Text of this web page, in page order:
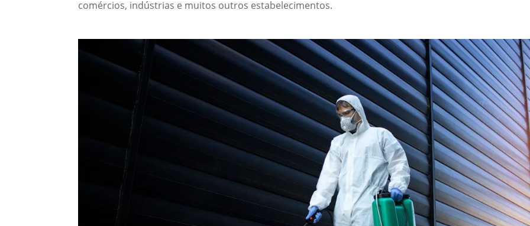
comércios, indústrias e muitos outros estabelecimentos.